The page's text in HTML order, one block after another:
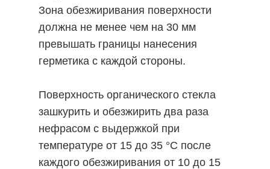
Зона обезжиривания поверхности
должна не менее чем на 30 мм
превышать границы нанесения
герметика с каждой стороны.
Поверхность органического стекла
зашкурить и обезжирить два раза
нефрасом с выдержкой при
температуре от 15 до 35 °С после
каждого обезжиривания от 10 до 15